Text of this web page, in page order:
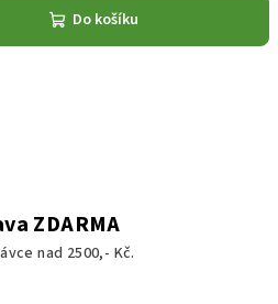
Do košíku
ZDARMA
nad 2500,- Kč.